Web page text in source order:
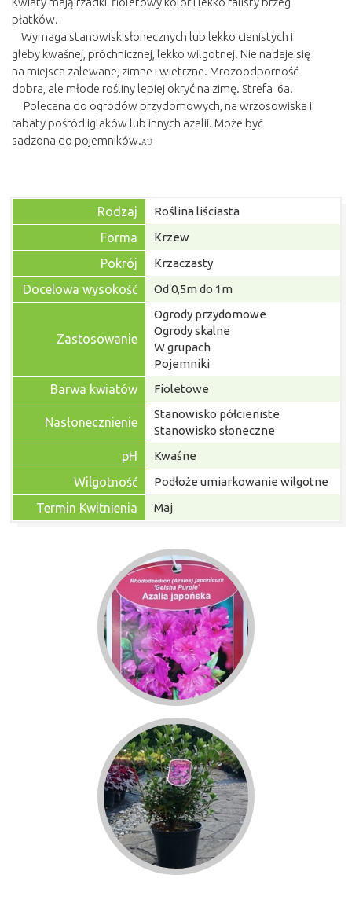
płatków.
Wymaga stanowisk słonecznych lub lekko cienistych i
gleby kwaśnej, próchnicznej, lekko wilgotnej. Nie nadaje się
na miejsca zalewane, zimne i wietrzne. Mrozoodporność
dobra, ale młode rośliny lepiej okryć na zimę. Strefa 6a.
Polecana do ogrodów przydomowych, na wrzosowiska i
rabaty pośród iglaków lub innych azalii. Może być
sadzona do pojemników.AU
Rodzaj Roślina liściasta
Forma Krzew
Pokrój Krzaczasty
Docelowa wysokość Od 0,5m do 1m
Zastosowanie
Ogrody przydomowe
Ogrody skalne
W grupach
Pojemniki
Barwa kwiatów Fioletowe
Nasłonecznienie
Stanowisko półcieniste
Stanowisko słoneczne
pH Kwaśne
Wilgotność Podłoże umiarkowanie wilgotne
Termin Kwitnienia Maj